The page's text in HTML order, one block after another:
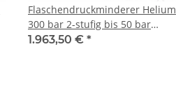
Flaschendruckminderer Helium
300 bar 2-stufig bis 50 bar
regelbar - Anschluss W30x2"
1.963,50 € *